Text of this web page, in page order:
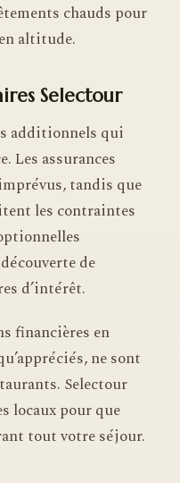
chauds pour
altitude.
Selectour
additionnels qui
Les assurances
tandis que
les contraintes
de
d’intérêt.
financières en
ne sont
Selectour
locaux pour que
tout votre séjour.